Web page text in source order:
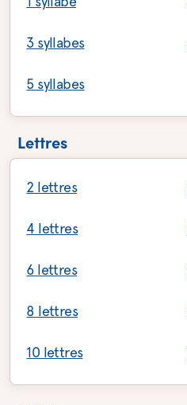
3 syllabes
5 syllabes
Lettres
2 lettres
4 lettres
6 lettres
8 lettres
10 lettres